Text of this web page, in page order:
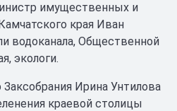
имущественных и
края Иван
водоканала, Общественной
экологи.
Ирина Унтилова
краевой столицы